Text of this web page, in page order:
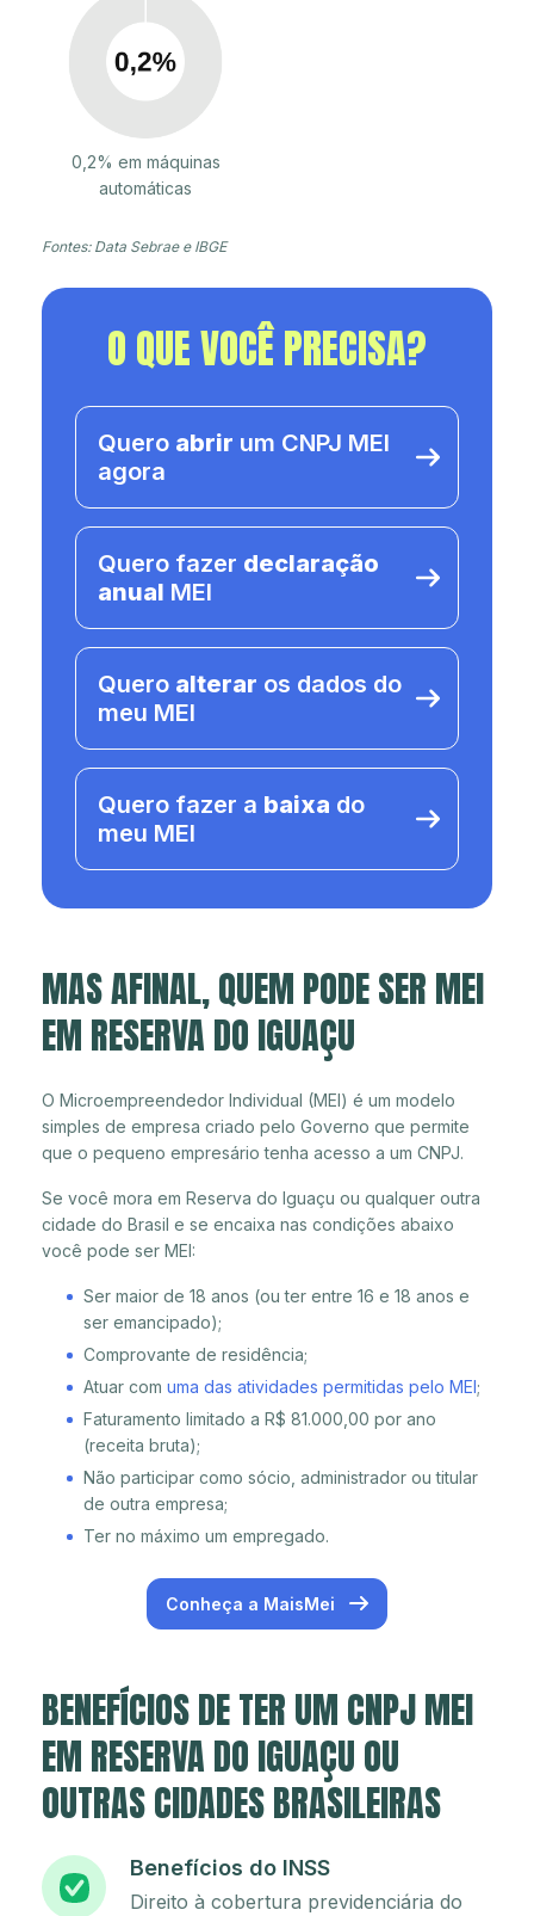
0,2% em máquinas
automáticas
Fontes: Data Sebrae e IBGE
O QUE VOCÊ PRECISA?
Quero abrir um CNPJ MEI
agora
Quero fazer declaração
anual MEI
Quero alterar os dados do
meu MEI
Quero fazer a baixa do
meu MEI
MAS AFINAL, QUEM PODE SER MEI
EM RESERVA DO IGUAÇU
O Microempreendedor Individual (MEI) é um modelo
simples de empresa criado pelo Governo que permite
que o pequeno empresário tenha acesso a um CNPJ.
Se você mora em Reserva do Iguaçu ou qualquer outra
cidade do Brasil e se encaixa nas condições abaixo
você pode ser MEI:
Ser maior de 18 anos (ou ter entre 16 e 18 anos e
ser emancipado);
Comprovante de residência;
Atuar com uma das atividades permitidas pelo MEI;
Faturamento limitado a R$ 81.000,00 por ano
(receita bruta);
Não participar como sócio, administrador ou titular
de outra empresa;
Ter no máximo um empregado.
Conheça a MaisMei
BENEFÍCIOS DE TER UM CNPJ MEI
EM RESERVA DO IGUAÇU OU
OUTRAS CIDADES BRASILEIRAS
Benefícios do INSS
Direito à cobertura previdenciária do